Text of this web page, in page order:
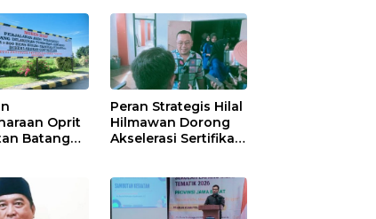
Oprit
Batang
di KM 55
Peran Strategis Hilal
Hilmawan Dorong
Akselerasi Sertifikasi
Kemiskinan di
Indramayu